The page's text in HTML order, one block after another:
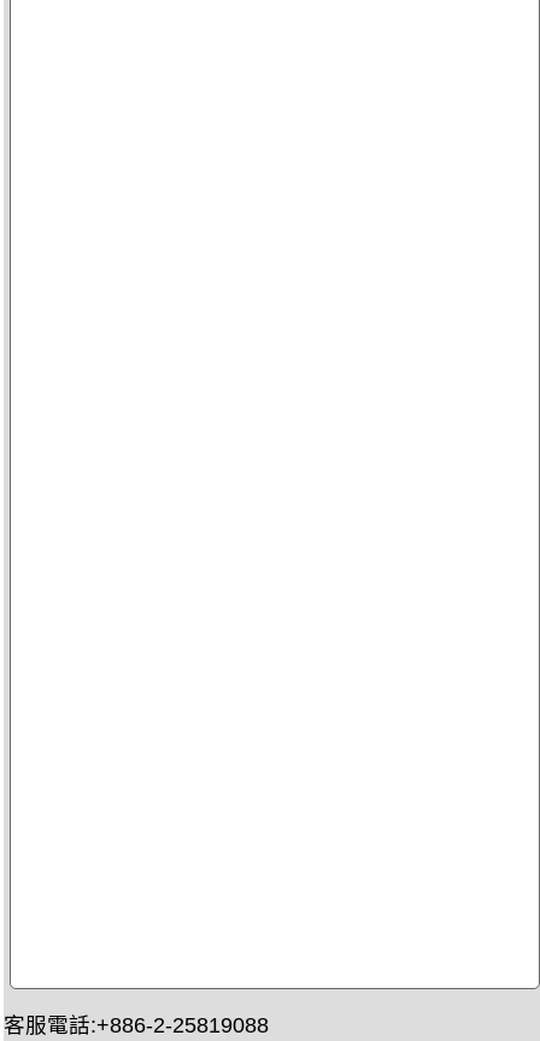
客服電話:+886-2-25819088